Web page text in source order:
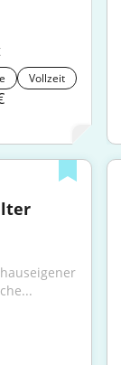
Vollzeit